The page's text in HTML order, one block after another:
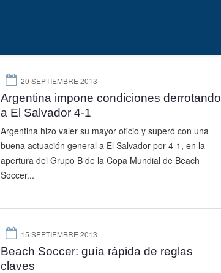
20 SEPTIEMBRE 2013
Argentina impone condiciones derrotando
a El Salvador 4-1
Argentina hizo valer su mayor oficio y superó con una
buena actuación general a El Salvador por 4-1, en la
apertura del Grupo B de la Copa Mundial de Beach
Soccer...
15 SEPTIEMBRE 2013
Beach Soccer: guía rápida de reglas
claves